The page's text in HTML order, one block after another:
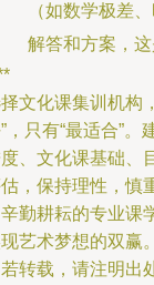
（如数学极差
解答和方案，这
文化课集训机构
，只有“最适合”
、文化课基础、
，保持理性，慎
勤耕耘的专业课
艺术梦想的双赢。
转载，请注明出